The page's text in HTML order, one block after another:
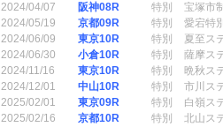
2024/04/07
阪神08R 特別
宝塚市
2024/05/19
京都09R 特別
愛宕特
2024/06/09
東京10R 特別
夏至ス
2024/06/30
小倉10R 特別
薩摩ス
2024/11/16
東京10R 特別
晩秋ス
2024/12/01
中山10R 特別
市川ス
2025/02/01
東京09R 特別
白嶺ス
2025/02/16
京都10R 特別
北山ス